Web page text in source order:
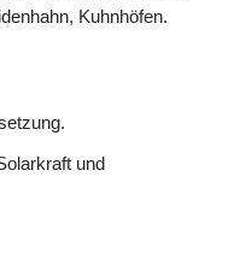
Kuhnhöfen.
und